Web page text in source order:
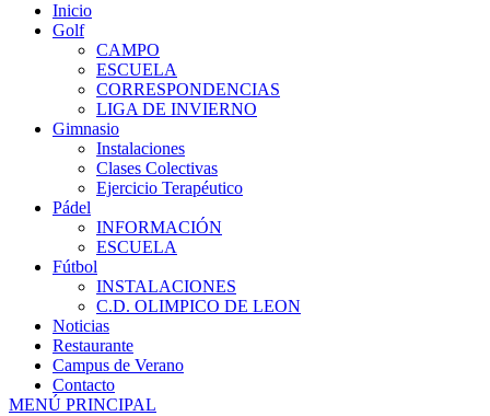
Inicio
Golf
CAMPO
ESCUELA
CORRESPONDENCIAS
LIGA DE INVIERNO
Gimnasio
Instalaciones
Clases Colectivas
Ejercicio Terapéutico
Pádel
INFORMACIÓN
ESCUELA
Fútbol
INSTALACIONES
C.D. OLIMPICO DE LEON
Noticias
Restaurante
Campus de Verano
Contacto
MENÚ PRINCIPAL